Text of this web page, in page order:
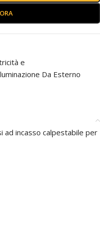
e
Da Esterno
ad incasso calpestabile per